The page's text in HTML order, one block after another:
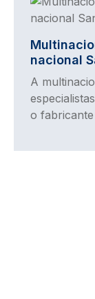
nacional
A
o